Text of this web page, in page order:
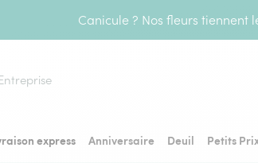
Canicule ? Nos fleurs tiennent
express Anniversaire Deuil Petits